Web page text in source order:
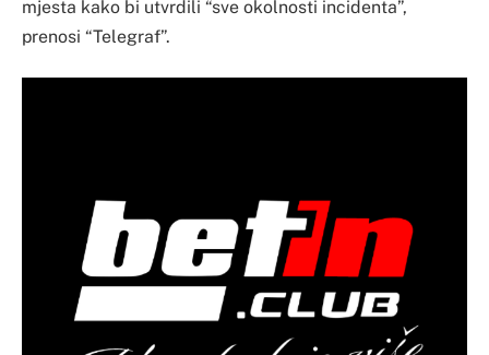
mjesta kako bi utvrdili “sve okolnosti incidenta”,
prenosi “Telegraf”.